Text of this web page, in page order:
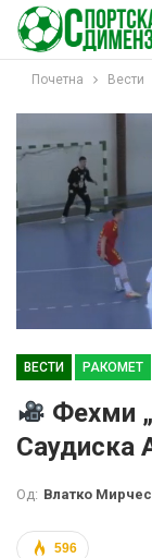
Почетна Вести
ВЕСТИ РАКОМЕТ
Фехми
Саудиска
Од: Влатко
596